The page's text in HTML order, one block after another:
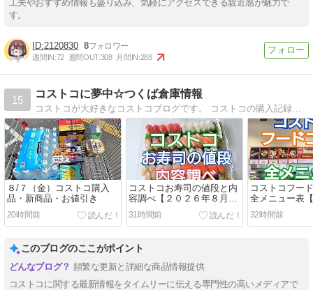
工夫やおすすめ情報も盛り込み、気軽にアクセスできる親近感が魅力で
す。
2120830 8
週間IN:72 週間OUT:308 月間IN:288
15
コストコに夢中☆つくば倉庫情報
コストコが大好きなコストコブログです。 コストコの購入記録、商品の紹介や活用法 つくば倉庫に週２回（主に火・金曜日）で通ってます。 コスパト情報、お買い得情報も書いてます。 少しでもお役に立てたら幸いです。
８/７（金）コストコ購入
品・新商品・お値引き
20時間前
コストコお寿司の値段と内
容調べ【２０２６年８月最
新】火金or土更新日
31時間前
コストコフー
全メニュー表
８月更新】毎
新
32時間前
このブログのここがポイント
頻繁な更新と詳細な商品情報提供
コストコに関する最新情報をタイムリーに伝える専門性の高いメディアで